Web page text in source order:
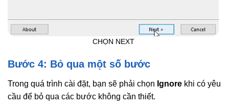
CHỌN NEXT
Bước 4: Bỏ qua một số bước
Trong quá trình cài đặt, bạn sẽ phải chọn Ignore khi có yêu
cầu để bỏ qua các bước không cần thiết.